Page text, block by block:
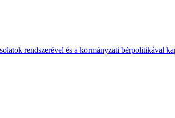
rendszerével és a kormányzati bérpolitikával